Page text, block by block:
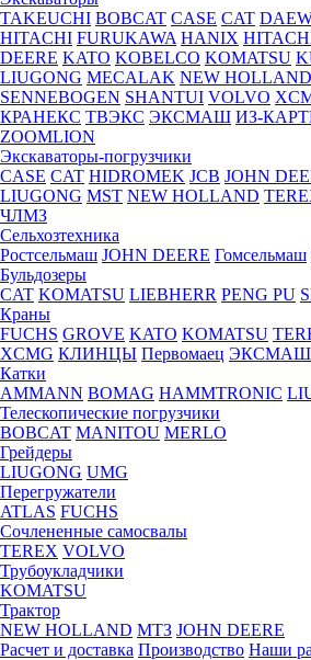
TAKEUCHI BOBCAT CASE CAT
HITACHI FURUKAWA HANIX
DEERE KATO KOBELCO KOMATSU
LIUGONG MECALAK NEW HOLLAND
SENNEBOGEN SHANTUI VOLVO
КРАНЕКС ТВЭКС ЭКСМАШ ИЗ-
ZOOMLION
Экскаваторы-погрузчики
CASE CAT HIDROМEK JCB JOHN
LIUGONG MST NEW HOLLAND
ЧЛМЗ
Сельхозтехника
Ростсельмаш JOHN DEERE Гомсельмаш
Бульдозеры
CAT KOMATSU LIEBHERR PENG PU
Краны
FUCHS GROVE KATO KOMATSU
XCMG КЛИНЦЫ Первомаец ЭКСМАШ
Катки
AMMANN BOMAG HAMMTRONIC
Телескопические погрузчики
BOBCAT MANITOU MERLO
Грейдеры
LIUGONG UMG
Перегружатели
ATLAS FUCHS
Сочлененные самосвалы
TEREX VOLVO
Трубоукладчики
KOMATSU
Трактор
NEW HOLLAND МТЗ JOHN DEERE
Расчет и доставка Производство Наши